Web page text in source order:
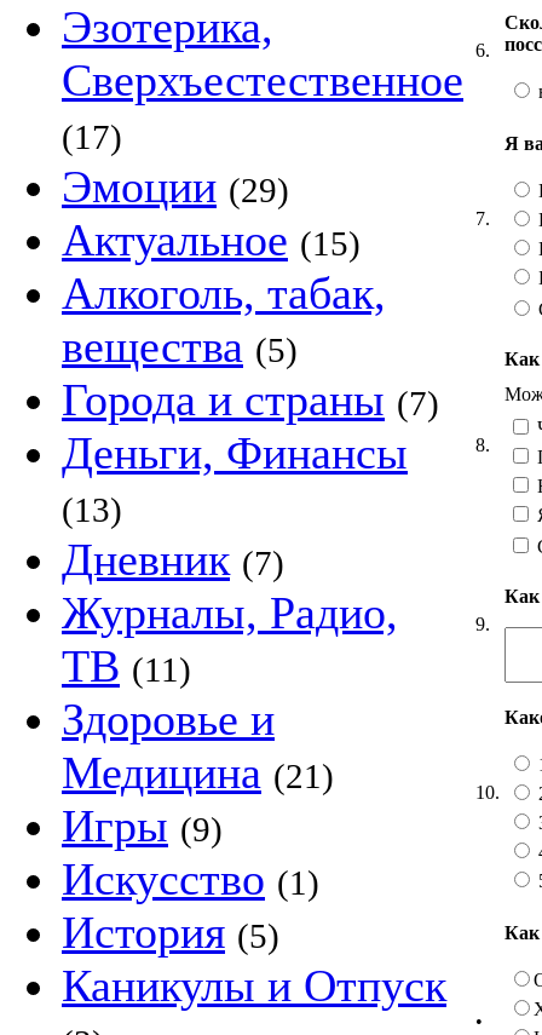
Эзотерика,
Сверхъестественное
(17)
Эмоции (29)
Актуальное (15)
Алкоголь, табак,
вещества (5)
Города и страны (7)
Деньги, Финансы
(13)
Дневник (7)
Журналы, Радио,
ТВ (11)
Здоровье и
Медицина (21)
Игры (9)
Искусство (1)
История (5)
Каникулы и Отпуск
6.
7.
Я
8.
Как
9.
Как
10.
•
Как